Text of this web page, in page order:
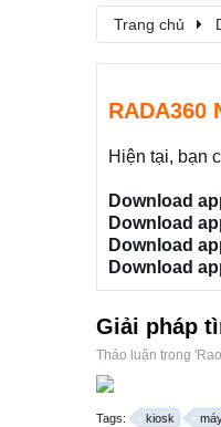
Trang chủ
RADA360
Hiện tại, bạn
Download
Download
Download
Download
Giải pháp
Thảo luận trong '
Tags: kiosk